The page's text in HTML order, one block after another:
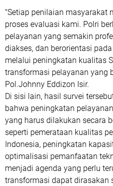
"Setiap penilaian masyarakat
proses evaluasi kami. Polri
pelayanan yang semakin
diakses, dan berorientasi
melalui peningkatan kualitas
transformasi pelayanan yang
Pol.Johnny Eddizon Isir.
‎Di sisi lain, hasil survei
bahwa peningkatan
yang harus dilakukan secara
seperti pemerataan kualitas
Indonesia, peningkatan
optimalisasi pemanfaatan
menjadi agenda yang perlu
transformasi dapat dirasakan